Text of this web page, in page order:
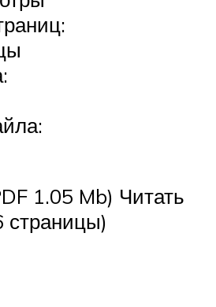
1.05 Mb) Читать
страницы)